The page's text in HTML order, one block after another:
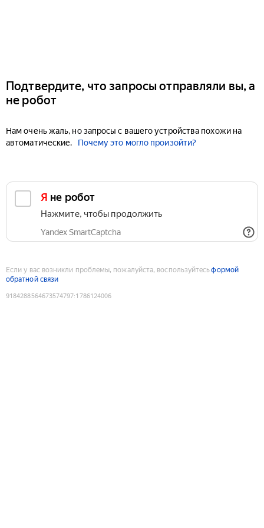
Подтвердите, что запросы отправляли вы, а
не робот
Нам очень жаль, но запросы с вашего устройства похожи на
автоматические.
Почему это могло произойти?
Я не робот
Нажмите, чтобы продолжить
Yandex SmartCaptcha
Если у вас возникли проблемы, пожалуйста, воспользуйтесьформой
обратной связи
9184288564673574797:1786124006